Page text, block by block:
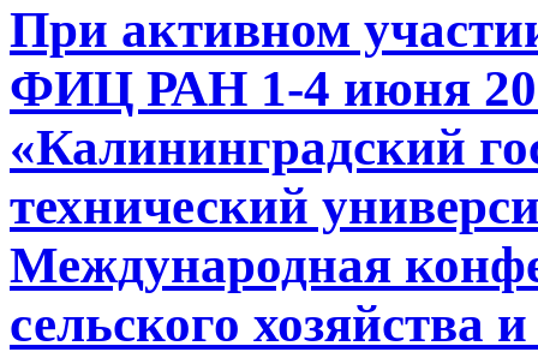
При активном
ФИЦ РАН 1-4 июня
«Калининградский
технический
Международная
сельского хозяйства